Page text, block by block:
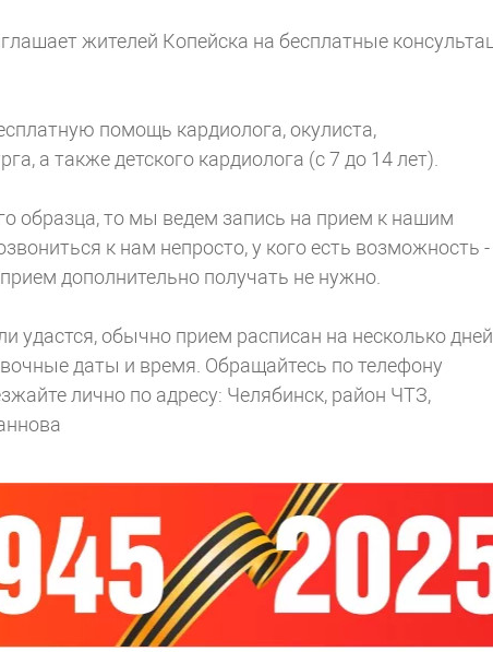
жителей Копейска на бесплатные
помощь кардиолога, окулиста,
а также детского кардиолога (с 7 до 14 лет).
образца, то мы ведем запись на прием к нашим
к нам непросто, у кого есть возможность -
дополнительно получать не нужно.
удастся, обычно прием расписан на несколько дней
даты и время. Обращайтесь по телефону
лично по адресу: Челябинск, район ЧТЗ,